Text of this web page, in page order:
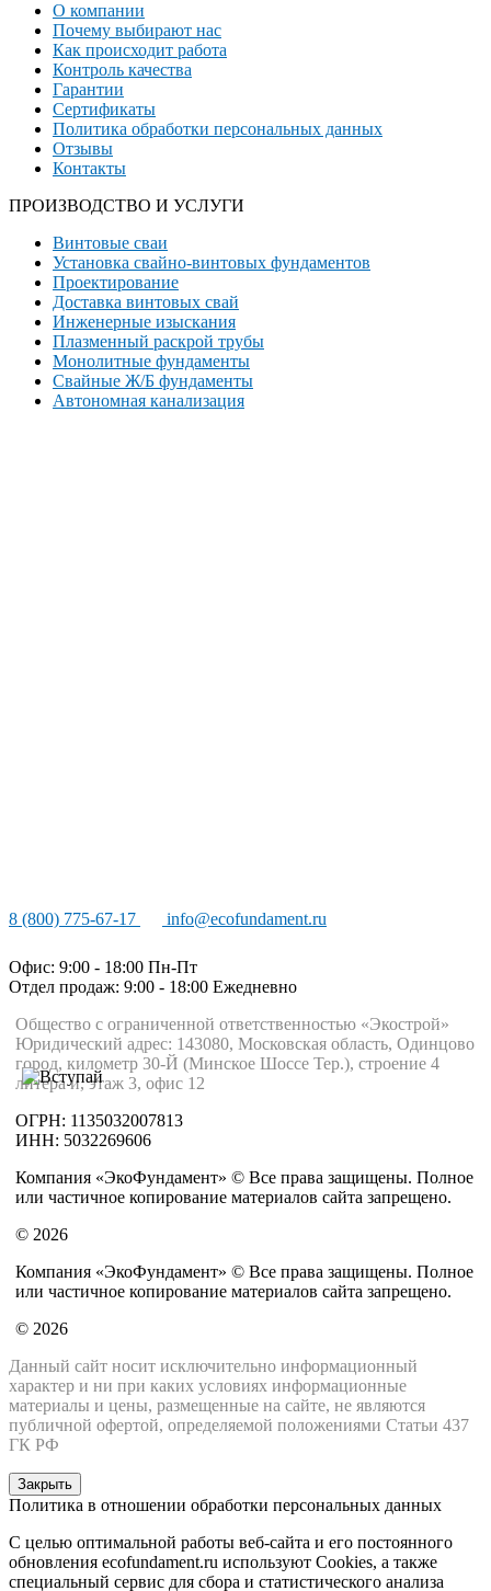
О компании
Почему выбирают нас
Как происходит работа
Контроль качества
Гарантии
Сертификаты
Политика обработки персональных данных
Отзывы
Контакты
ПРОИЗВОДСТВО И УСЛУГИ
Винтовые сваи
Установка свайно-винтовых фундаментов
Проектирование
Доставка винтовых свай
Инженерные изыскания
Плазменный раскрой трубы
Монолитные фундаменты
Свайные Ж/Б фундаменты
Автономная канализация
8 (800) 775-67-17 info@ecofundament.ru
Офис: 9:00 - 18:00 Пн-Пт
Отдел продаж: 9:00 - 18:00 Ежедневно
Общество с ограниченной ответственностью «Экострой»
Юридический адрес: 143080, Московская область, Одинцово
город, километр 30-Й (Минское Шоссе Тер.), строение 4
литера и, этаж 3, офис 12
ОГРН: 1135032007813
ИНН: 5032269606
Компания «ЭкоФундамент» © Все права защищены. Полное
или частичное копирование материалов сайта запрещено.
© 2026
Компания «ЭкоФундамент» © Все права защищены. Полное
или частичное копирование материалов сайта запрещено.
© 2026
Данный сайт носит исключительно информационный
характер и ни при каких условиях информационные
материалы и цены, размещенные на сайте, не являются
публичной офертой, определяемой положениями Статьи 437
ГК РФ
Закрыть
Политика в отношении обработки персональных данных
С целью оптимальной работы веб-сайта и его постоянного
обновления ecofundament.ru используют Cookies, а также
специальный сервис для сбора и статистического анализа